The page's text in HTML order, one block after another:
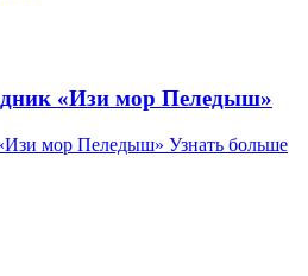
«Изи мор Пеледыш»
мор Пеледыш» Узнать больше